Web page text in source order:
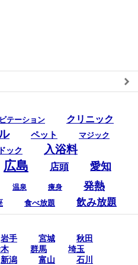
テーション
クリニック
ペット マジック
ック 入浴料
広島 店頭 愛知
温泉 痩身 発熱
食べ放題 飲み放題
岩手 宮城
秋田
群馬
埼玉
新潟 富山
石川